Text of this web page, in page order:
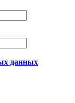
данных